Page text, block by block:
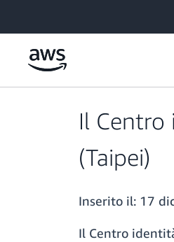
Il Centro
(Taipei)
Inserito il: 17
Il Centro